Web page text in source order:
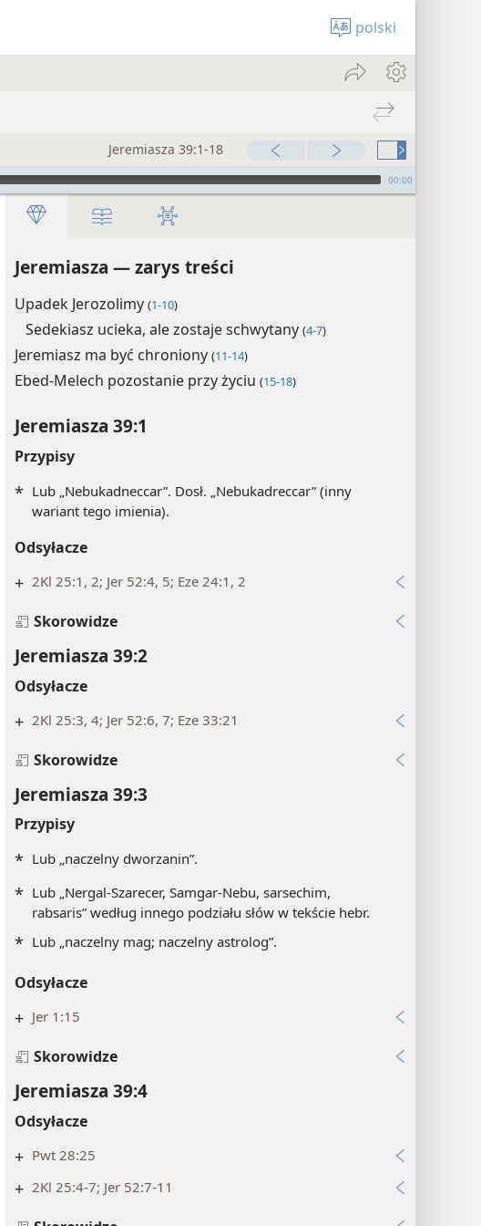
polski
Jeremiasza 39:1-18
00:00
Jeremiasza — zarys treści
Upadek Jerozolimy (1-10)
Sedekiasz ucieka, ale zostaje schwytany (4-7)
Jeremiasz ma być chroniony (11-14)
Ebed-Melech pozostanie przy życiu (15-18)
Jeremiasza 39:1
Przypisy
* Lub „Nebukadneccar”. Dosł. „Nebukadreccar” (inny
wariant tego imienia).
Odsyłacze
+ 2Kl 25:1, 2; Jer 52:4, 5; Eze 24:1, 2
Skorowidze
Jeremiasza 39:2
Odsyłacze
+ 2Kl 25:3, 4; Jer 52:6, 7; Eze 33:21
Skorowidze
Jeremiasza 39:3
Przypisy
* Lub „naczelny dworzanin”.
* Lub „Nergal-Szarecer, Samgar-Nebu, sarsechim,
rabsaris” według innego podziału słów w tekście hebr.
* Lub „naczelny mag; naczelny astrolog”.
Odsyłacze
+ Jer 1:15
Skorowidze
Jeremiasza 39:4
Odsyłacze
+ Pwt 28:25
+ 2Kl 25:4-7; Jer 52:7-11